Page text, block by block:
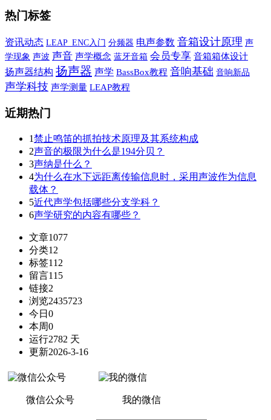
热门标签
资讯动态 LEAP_ENC入门 分频器 电声参数 音箱设计原理 声
学现象 声波 声音 声学概念 蓝牙音箱 会员专享 音箱箱体设计
扬声器结构 扬声器 声学 BassBox教程 音响基础 音响新品
声学科技 声学测量 LEAP教程
近期热门
1禁止鸣笛的抓拍技术原理及其系统构成
2声音的极限为什么是194分贝？
3声纳是什么？
4为什么在水下远距离传输信息时，采用声波作为信息
载体？
5近代声学包括哪些分支学科？
6声学研究的内容有哪些？
文章1077
分类12
标签112
留言115
链接2
浏览2435723
今日 0
本周0
运行2782 天
更新2026-3-16
微信公众号 我的微信